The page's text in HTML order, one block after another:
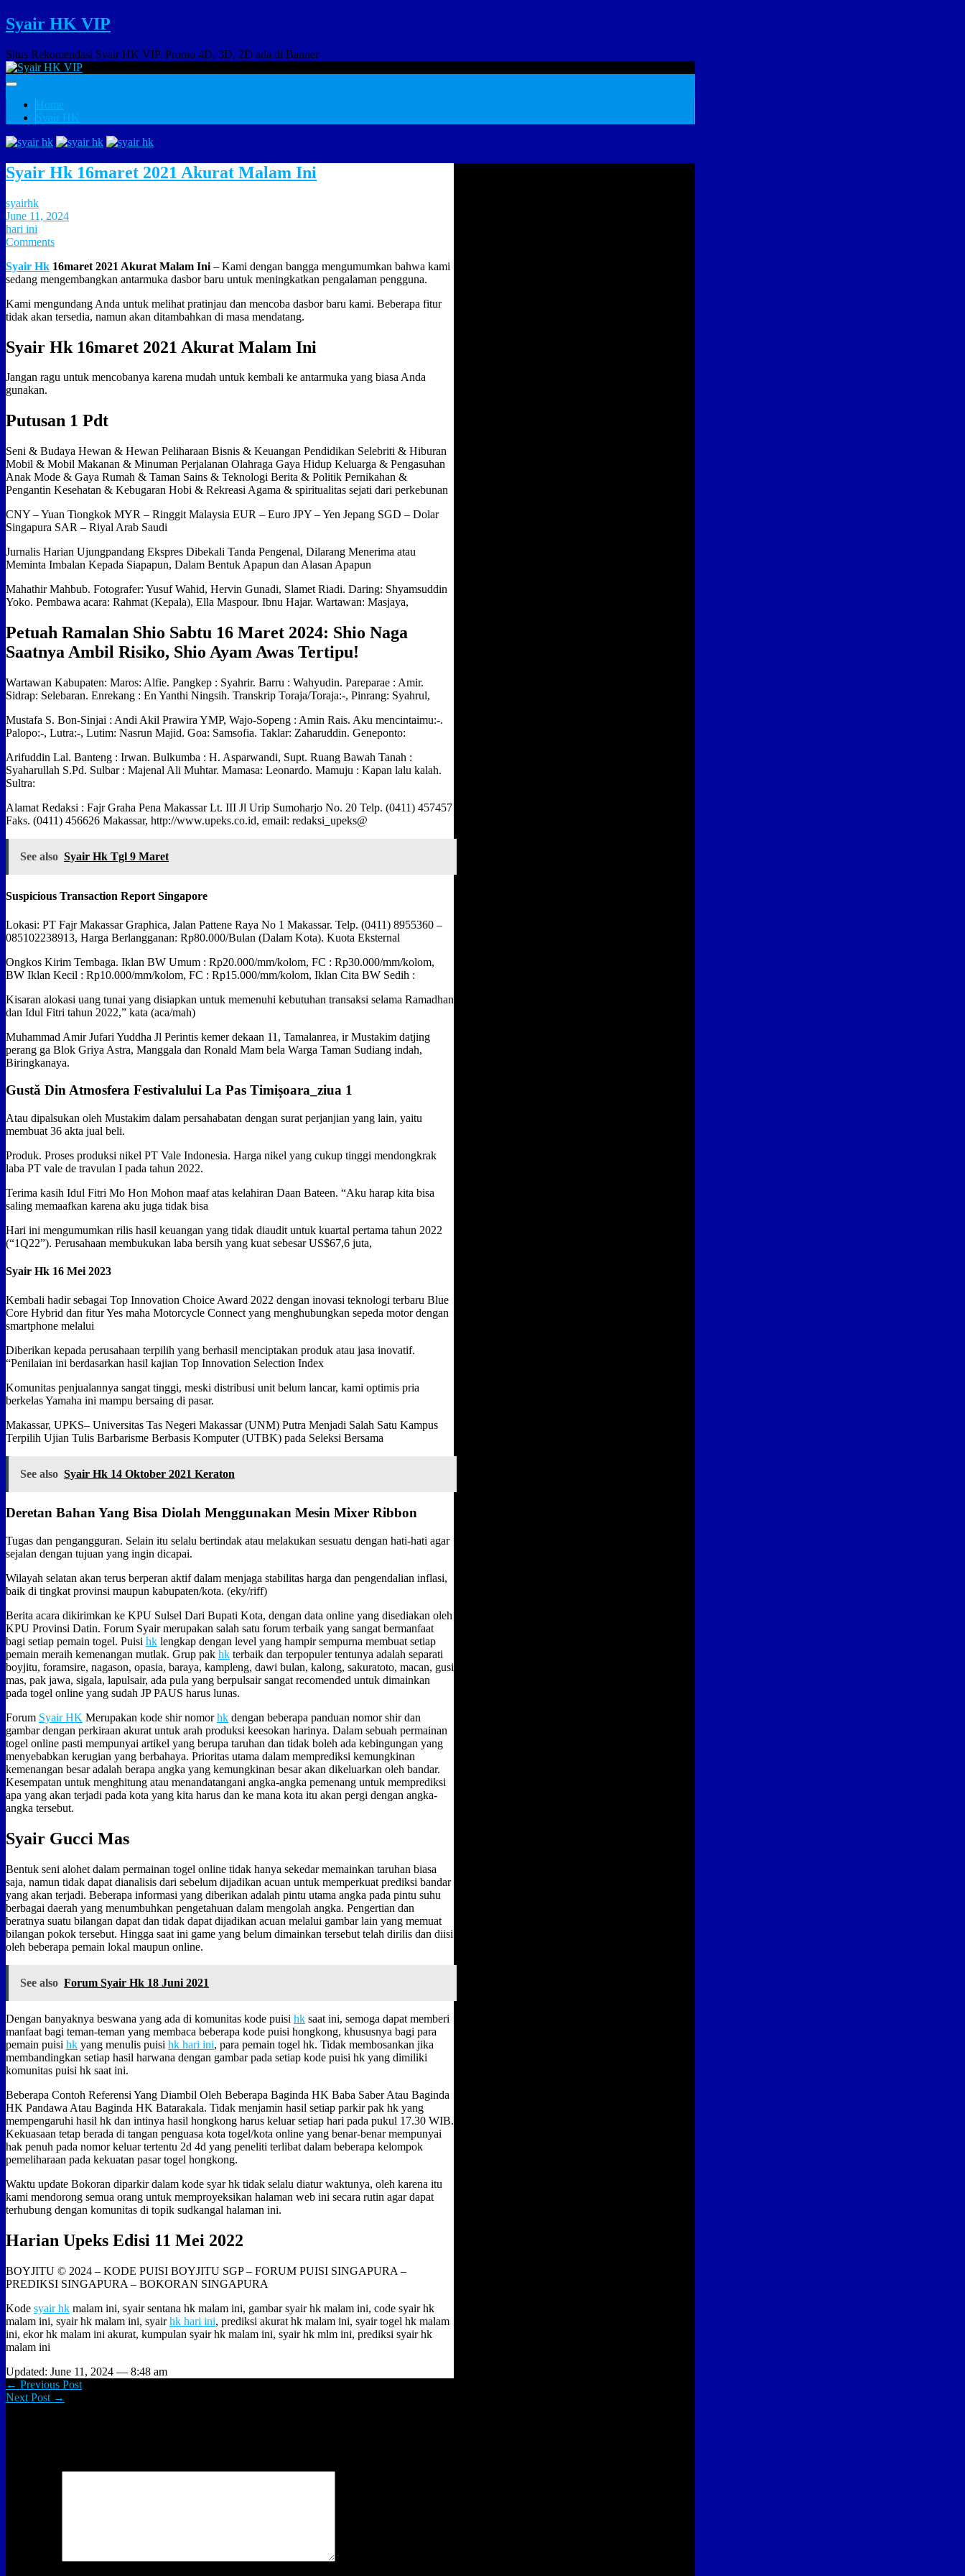
Syair HK VIP
Situs Rekomendasi Syair HK VIP. Promo 4D, 3D, 2D ada di Banner
Home
Syair HK
Syair Hk 16maret 2021 Akurat Malam Ini
syairhk
June 11, 2024
hari ini
Comments
Syair Hk 16maret 2021 Akurat Malam Ini – Kami dengan bangga mengumumkan bahwa kami
sedang mengembangkan antarmuka dasbor baru untuk meningkatkan pengalaman pengguna.
Kami mengundang Anda untuk melihat pratinjau dan mencoba dasbor baru kami. Beberapa fitur
tidak akan tersedia, namun akan ditambahkan di masa mendatang.
Syair Hk 16maret 2021 Akurat Malam Ini
Jangan ragu untuk mencobanya karena mudah untuk kembali ke antarmuka yang biasa Anda
gunakan.
Putusan 1 Pdt
Seni & Budaya Hewan & Hewan Peliharaan Bisnis & Keuangan Pendidikan Selebriti & Hiburan
Mobil & Mobil Makanan & Minuman Perjalanan Olahraga Gaya Hidup Keluarga & Pengasuhan
Anak Mode & Gaya Rumah & Taman Sains & Teknologi Berita & Politik Pernikahan &
Pengantin Kesehatan & Kebugaran Hobi & Rekreasi Agama & spiritualitas sejati dari perkebunan
CNY – Yuan Tiongkok MYR – Ringgit Malaysia EUR – Euro JPY – Yen Jepang SGD – Dolar
Singapura SAR – Riyal Arab Saudi
Jurnalis Harian Ujungpandang Ekspres Dibekali Tanda Pengenal, Dilarang Menerima atau
Meminta Imbalan Kepada Siapapun, Dalam Bentuk Apapun dan Alasan Apapun
Mahathir Mahbub. Fotografer: Yusuf Wahid, Hervin Gunadi, Slamet Riadi. Daring: Shyamsuddin
Yoko. Pembawa acara: Rahmat (Kepala), Ella Maspour. Ibnu Hajar. Wartawan: Masjaya,
Petuah Ramalan Shio Sabtu 16 Maret 2024: Shio Naga
Saatnya Ambil Risiko, Shio Ayam Awas Tertipu!
Wartawan Kabupaten: Maros: Alfie. Pangkep : Syahrir. Barru : Wahyudin. Pareparae : Amir.
Sidrap: Selebaran. Enrekang : En Yanthi Ningsih. Transkrip Toraja/Toraja:-, Pinrang: Syahrul,
Mustafa S. Bon-Sinjai : Andi Akil Prawira YMP, Wajo-Sopeng : Amin Rais. Aku mencintaimu:-.
Palopo:-, Lutra:-, Lutim: Nasrun Majid. Goa: Samsofia. Taklar: Zaharuddin. Geneponto:
Arifuddin Lal. Banteng : Irwan. Bulkumba : H. Asparwandi, Supt. Ruang Bawah Tanah :
Syaharullah S.Pd. Sulbar : Majenal Ali Muhtar. Mamasa: Leonardo. Mamuju : Kapan lalu kalah.
Sultra:
Alamat Redaksi : Fajr Graha Pena Makassar Lt. III Jl Urip Sumoharjo No. 20 Telp. (0411) 457457
Faks. (0411) 456626 Makassar, http://www.upeks.co.id, email: redaksi_upeks@
See also Syair Hk Tgl 9 Maret
Suspicious Transaction Report Singapore
Lokasi: PT Fajr Makassar Graphica, Jalan Pattene Raya No 1 Makassar. Telp. (0411) 8955360 –
085102238913, Harga Berlangganan: Rp80.000/Bulan (Dalam Kota). Kuota Eksternal
Ongkos Kirim Tembaga. Iklan BW Umum : Rp20.000/mm/kolom, FC : Rp30.000/mm/kolom,
BW Iklan Kecil : Rp10.000/mm/kolom, FC : Rp15.000/mm/kolom, Iklan Cita BW Sedih :
Kisaran alokasi uang tunai yang disiapkan untuk memenuhi kebutuhan transaksi selama Ramadhan
dan Idul Fitri tahun 2022,” kata (aca/mah)
Muhammad Amir Jufari Yuddha Jl Perintis kemer dekaan 11, Tamalanrea, ir Mustakim datjing
perang ga Blok Griya Astra, Manggala dan Ronald Mam bela Warga Taman Sudiang indah,
Biringkanaya.
Gustă Din Atmosfera Festivalului La Pas Timișoara_ziua 1
Atau dipalsukan oleh Mustakim dalam persahabatan dengan surat perjanjian yang lain, yaitu
membuat 36 akta jual beli.
Produk. Proses produksi nikel PT Vale Indonesia. Harga nikel yang cukup tinggi mendongkrak
laba PT vale de travulan I pada tahun 2022.
Terima kasih Idul Fitri Mo Hon Mohon maaf atas kelahiran Daan Bateen. “Aku harap kita bisa
saling memaafkan karena aku juga tidak bisa
Hari ini mengumumkan rilis hasil keuangan yang tidak diaudit untuk kuartal pertama tahun 2022
(“1Q22”). Perusahaan membukukan laba bersih yang kuat sebesar US$67,6 juta,
Syair Hk 16 Mei 2023
Kembali hadir sebagai Top Innovation Choice Award 2022 dengan inovasi teknologi terbaru Blue
Core Hybrid dan fitur Yes maha Motorcycle Connect yang menghubungkan sepeda motor dengan
smartphone melalui
Diberikan kepada perusahaan terpilih yang berhasil menciptakan produk atau jasa inovatif.
“Penilaian ini berdasarkan hasil kajian Top Innovation Selection Index
Komunitas penjualannya sangat tinggi, meski distribusi unit belum lancar, kami optimis pria
berkelas Yamaha ini mampu bersaing di pasar.
Makassar, UPKS– Universitas Tas Negeri Makassar (UNM) Putra Menjadi Salah Satu Kampus
Terpilih Ujian Tulis Barbarisme Berbasis Komputer (UTBK) pada Seleksi Bersama
See also Syair Hk 14 Oktober 2021 Keraton
Deretan Bahan Yang Bisa Diolah Menggunakan Mesin Mixer Ribbon
Tugas dan pengangguran. Selain itu selalu bertindak atau melakukan sesuatu dengan hati-hati agar
sejalan dengan tujuan yang ingin dicapai.
Wilayah selatan akan terus berperan aktif dalam menjaga stabilitas harga dan pengendalian inflasi,
baik di tingkat provinsi maupun kabupaten/kota. (eky/riff)
Berita acara dikirimkan ke KPU Sulsel Dari Bupati Kota, dengan data online yang disediakan oleh
KPU Provinsi Datin. Forum Syair merupakan salah satu forum terbaik yang sangat bermanfaat
bagi setiap pemain togel. Puisi hk lengkap dengan level yang hampir sempurna membuat setiap
pemain meraih kemenangan mutlak. Grup pak hk terbaik dan terpopuler tentunya adalah separati
boyjitu, foramsire, nagason, opasia, baraya, kampleng, dawi bulan, kalong, sakuratoto, macan, gusi
mas, pak jawa, sigala, lapulsair, ada pula yang berpulsair sangat recomended untuk dimainkan
pada togel online yang sudah JP PAUS harus lunas.
Forum Syair HK Merupakan kode shir nomorhk dengan beberapa panduan nomor shir dan
gambar dengan perkiraan akurat untuk arah produksi keesokan harinya. Dalam sebuah permainan
togel online pasti mempunyai artikel yang berupa taruhan dan tidak boleh ada kebingungan yang
menyebabkan kerugian yang berbahaya. Prioritas utama dalam memprediksi kemungkinan
kemenangan besar adalah berapa angka yang kemungkinan besar akan dikeluarkan oleh bandar.
Kesempatan untuk menghitung atau menandatangani angka-angka pemenang untuk memprediksi
apa yang akan terjadi pada kota yang kita harus dan ke mana kota itu akan pergi dengan angka-
angka tersebut.
Syair Gucci Mas
Bentuk seni alohet dalam permainan togel online tidak hanya sekedar memainkan taruhan biasa
saja, namun tidak dapat dianalisis dari sebelum dijadikan acuan untuk memperkuat prediksi bandar
yang akan terjadi. Beberapa informasi yang diberikan adalah pintu utama angka pada pintu suhu
berbagai daerah yang menumbuhkan pengetahuan dalam mengolah angka. Pengertian dan
beratnya suatu bilangan dapat dan tidak dapat dijadikan acuan melalui gambar lain yang memuat
bilangan pokok tersebut. Hingga saat ini game yang belum dimainkan tersebut telah dirilis dan diisi
oleh beberapa pemain lokal maupun online.
See also Forum Syair Hk 18 Juni 2021
Dengan banyaknya beswana yang ada di komunitas kode puisi hk saat ini, semoga dapat memberi
manfaat bagi teman-teman yang membaca beberapa kode puisi hongkong, khususnya bagi para
pemain puisi hk yang menulis puisi hk hari ini, para pemain togel hk. Tidak membosankan jika
membandingkan setiap hasil harwana dengan gambar pada setiap kode puisi hk yang dimiliki
komunitas puisi hk saat ini.
Beberapa Contoh Referensi Yang Diambil Oleh Beberapa Baginda HK Baba Saber Atau Baginda
HK Pandawa Atau Baginda HK Batarakala. Tidak menjamin hasil setiap parkir pak hk yang
mempengaruhi hasil hk dan intinya hasil hongkong harus keluar setiap hari pada pukul 17.30 WIB.
Kekuasaan tetap berada di tangan penguasa kota togel/kota online yang benar-benar mempunyai
hak penuh pada nomor keluar tertentu 2d 4d yang peneliti terlibat dalam beberapa kelompok
pemeliharaan pada kekuatan pasar togel hongkong.
Waktu update Bokoran diparkir dalam kode syar hk tidak selalu diatur waktunya, oleh karena itu
kami mendorong semua orang untuk memproyeksikan halaman web ini secara rutin agar dapat
terhubung dengan komunitas di topik sudkangal halaman ini.
Harian Upeks Edisi 11 Mei 2022
BOYJITU © 2024 – KODE PUISI BOYJITU SGP – FORUM PUISI SINGAPURA –
PREDIKSI SINGAPURA – BOKORAN SINGAPURA
Kode syair hk malam ini, syair sentana hk malam ini, gambar syair hk malam ini, code syair hk
malam ini, syair hk malam ini, syairhk hari ini, prediksi akurat hk malam ini, syair togel hk malam
ini, ekor hk malam ini akurat, kumpulan syair hk malam ini, syair hk mlm ini, prediksi syair hk
malam ini
Updated: June 11, 2024 — 8:48 am
← Previous Post
Next Post →